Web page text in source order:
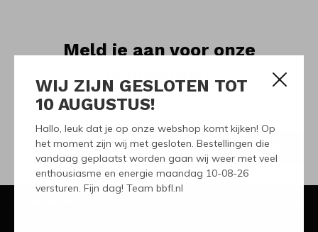
WIJ ZIJN GESLOTEN TOT
10 AUGUSTUS!
Hallo, leuk dat je op onze webshop komt kijken! Op
het moment zijn wij met gesloten. Bestellingen die
vandaag geplaatst worden gaan wij weer met veel
enthousiasme en energie maandag 10-08-26
versturen. Fijn dag! Team bbfl.nl
Meld je aan voor onze
Ontvang de nieuwste aanbiedingen en promoties
ABONNEER